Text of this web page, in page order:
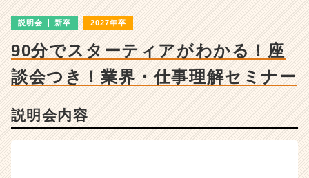
ャ
成
長
企
ら
ス
説明会 新卒 2027年卒
90分でスターティアがわかる！座
談会つき！業界・仕事理解セミナー
説明会内容